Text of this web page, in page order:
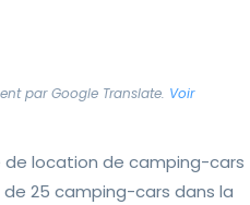
par Google Translate. Voir
de location de camping-cars
25 camping-cars dans la